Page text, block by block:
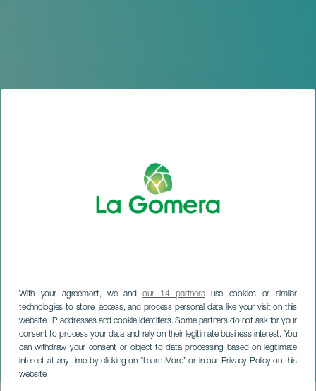
With your agreement, we andour 14 partnersuse cookies or similar
technologies to store, access, and process personal data like your visit on this
website, IP addresses and cookie identifiers. Some partners do not ask for your
consent to process your data and rely on their legitimate business interest. You
can withdraw your consent or object to data processing based on legitimate
interest at any time by clicking on “Learn More” or in our Privacy Policy on this
website.Die Hochzeit des Figaro
LA GOMERA